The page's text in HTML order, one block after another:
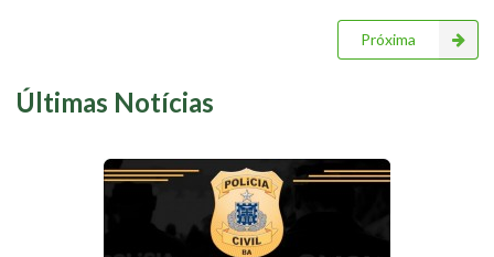
Próxima
Últimas Notícias